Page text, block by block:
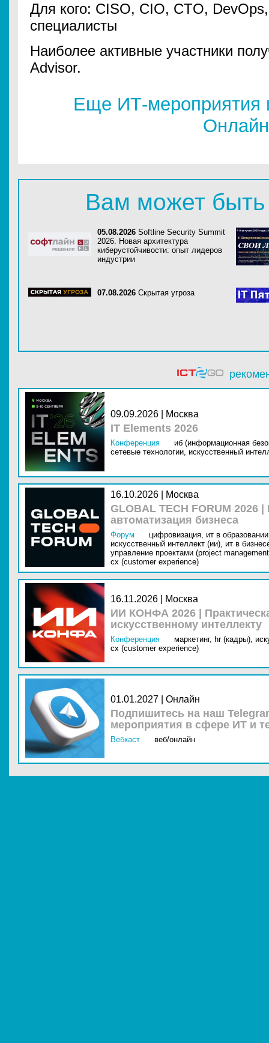
Для кого: CISO, CIO, CTO,
специалисты
Наиболее активные участники
Advisor.
Еще ИТ-мероприятия
Онлайн
Вам может быть
05.08.2026 Softline Security Summit
2026. Новая архитектура
киберустойчивости: опыт лидеров
индустрии
07.08.2026 Скрытая угроза
09.09.2026 | Москва
IT Elements 2026
Конференция
иб (информационная
сетевые технологии, искусственный
16.10.2026 | Москва
GLOBAL TECH FORUM
автоматизация бизнеса
Форум цифровизация, ит в
искусственный интеллект (ии), ит в
управление проектами (project
cx (customer experience)
16.11.2026 | Москва
ИИ КОНФА 2026 |
искусственному интеллекту
Конференция маркетинг, hr (кадры),
cx (customer experience)
01.01.2027 | Онлайн
Подпишитесь на наш
мероприятия в сфере ИТ и
Вебкаст веб/онлайн